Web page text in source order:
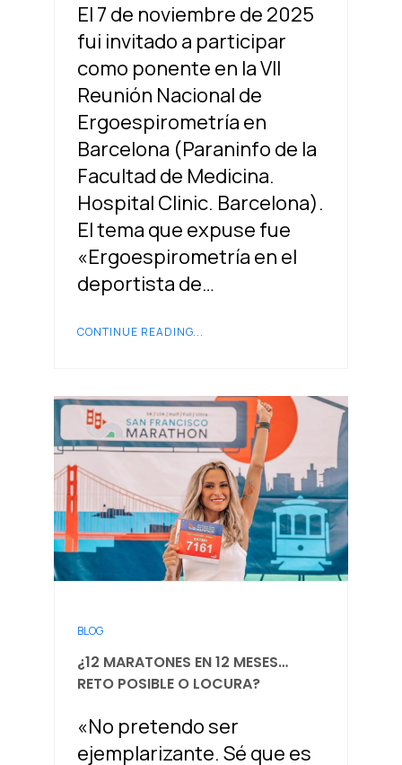
El 7 de noviembre de 2025
fui invitado a participar
como ponente en la VII
Reunión Nacional de
Ergoespirometría en
Barcelona (Paraninfo de la
Facultad de Medicina.
Hospital Clinic. Barcelona).
El tema que expuse fue
«Ergoespirometría en el
deportista de…
CONTINUE READING...
BLOG
¿12 MARATONES EN 12 MESES…
RETO POSIBLE O LOCURA?
«No pretendo ser
ejemplarizante. Sé que es